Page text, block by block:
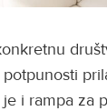
i rampa za